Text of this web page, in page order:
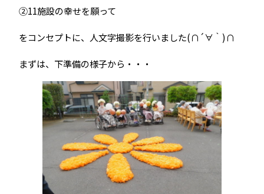
②11施設の幸せを願って
をコンセプトに、人文字撮影を行いました(∩´∀｀)∩
まずは、下準備の様子から・・・